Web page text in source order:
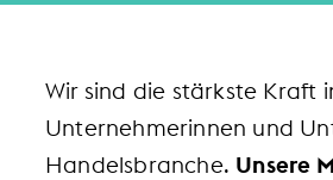
Wir sind die stärkste Kraft
Unternehmerinnen und
Handelsbranche. Unsere